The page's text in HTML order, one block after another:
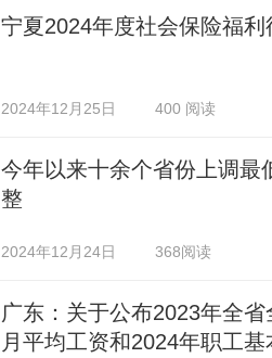
宁夏2024年度社会保险福
2024年12月25日 400 阅读
今年以来十余个省份上调最
整
2024年12月24日 368阅读
广东：关于公布2023年全
月平均工资和2024年职工